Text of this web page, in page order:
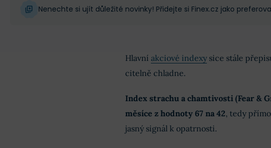
Nenechte si ujít důležité novinky! Přidejte si Finex.cz jako
Hlavní akciové indexysice stále
citelně chladne.
Index strachu a chamtivosti (Fear &
měsíce z hodnoty 67 na 42, tedy
jasný signál k opatrnosti.